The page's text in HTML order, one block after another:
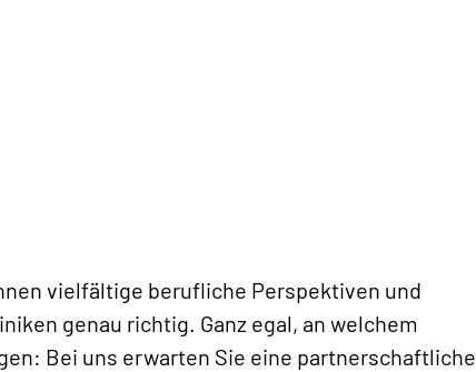
vielfältige berufliche Perspektiven und
genau richtig. Ganz egal, an welchem
Bei uns erwarten Sie eine partnerschaftliche